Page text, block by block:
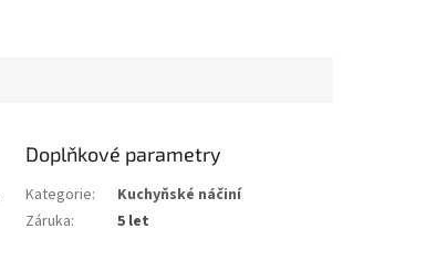
Doplňkové parametry
Kategorie:
Kuchyňské náčiní
Záruka: 5 let